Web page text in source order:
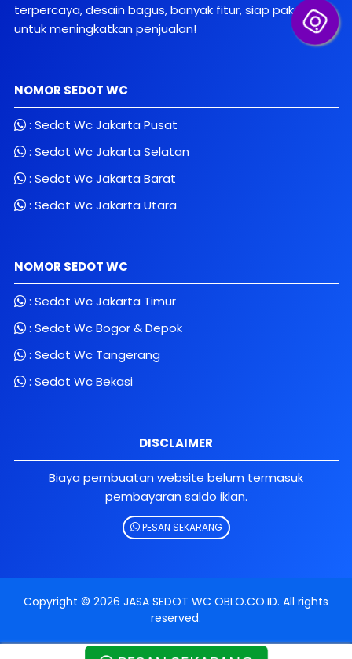
terpercaya, desain bagus, banyak fitur, siap pakai
untuk meningkatkan penjualan!
NOMOR SEDOT WC
: Sedot Wc Jakarta Pusat
: Sedot Wc Jakarta Selatan
: Sedot Wc Jakarta Barat
: Sedot Wc Jakarta Utara
NOMOR SEDOT WC
: Sedot Wc Jakarta Timur
: Sedot Wc Bogor & Depok
: Sedot Wc Tangerang
: Sedot Wc Bekasi
DISCLAIMER
Biaya pembuatan website belum termasuk
pembayaran saldo iklan.
PESAN SEKARANG
Copyright © 2026 JASA SEDOT WC OBLO.CO.ID. All rights
reserved.